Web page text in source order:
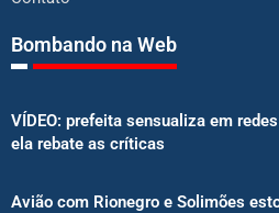
Bombando na Web
VÍDEO: prefeita sensualiza em
ela rebate as críticas
Avião com Rionegro e Solimões